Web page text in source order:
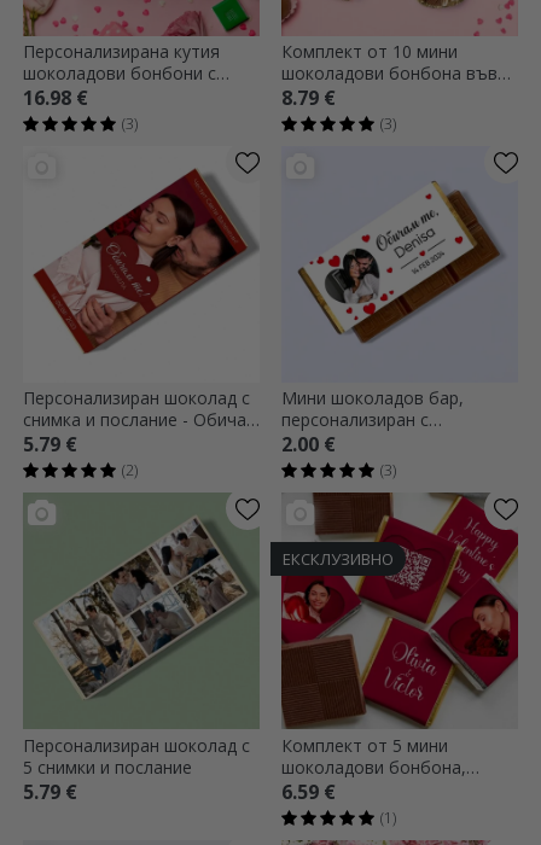
Персонализирана кутия
шоколадови бонбони с
фотография и текст - Сърце
с цветя
16.98 €
(3)
Комплект от 10 мини
шоколадови бонбона във
формата на сърце,
персонализирани с
фотография
8.79 €
(3)
Персонализиран шоколад с
снимка и послание - Обичам
те
5.79 €
(2)
Мини шоколадов бар,
персонализиран с
фотография и послание -
Обичам те
2.00 €
(3)
Персонализиран шоколад с
5 снимки и послание
5.79 €
ЕКСКЛУЗИВНО
Комплект от 5 мини
шоколадови бонбона,
персонализирани с
фотографии, QR код и текст
- Любов
6.59 €
(1)